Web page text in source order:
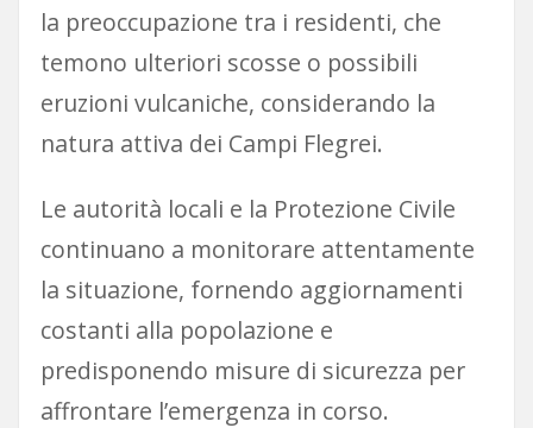
la preoccupazione tra i residenti, che
temono ulteriori scosse o possibili
eruzioni vulcaniche, considerando la
natura attiva dei Campi Flegrei.
Le autorità locali e la Protezione Civile
continuano a monitorare attentamente
la situazione, fornendo aggiornamenti
costanti alla popolazione e
predisponendo misure di sicurezza per
affrontare l’emergenza in corso.